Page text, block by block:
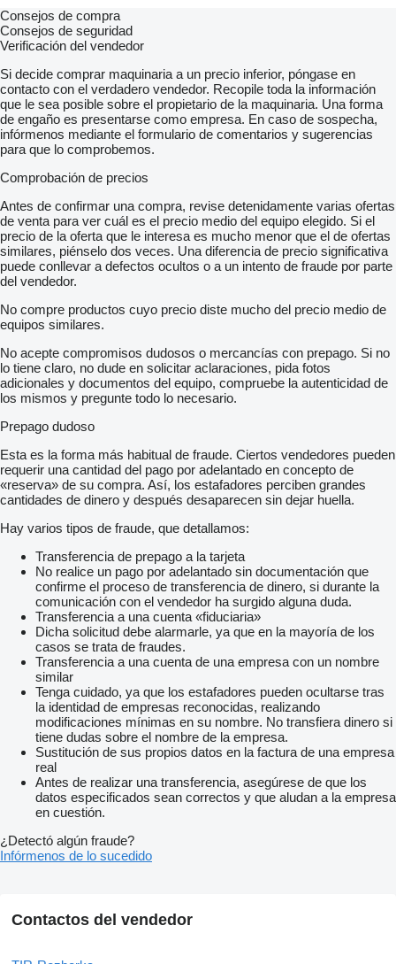
Пропонуємо оригінальний паливорозподільний трубопровід
(рейку палива) для двигунів PACCAR MX Euro 6. Деталь
знята з робочого автомобіля, у відмінному технічному стані:
без тріщин, вм’ятин чи корозії, посадочні місця рівні, різьби
ідеальні.
Це критичний елемент системи Common Rail, тому важливо
встановлювати саме оригінал для стабільної роботи
двигуна.
Основні характеристики:
Найменування: паливопровід розподільний / рейка палива
(Common Rail)
Каталожний номер: 44PDF2075BU ST
Стан: оригінальна, вживана, повністю справна
Покоління: DAF XF106 Euro 6
Призначення: рівномірна подача палива під високим тиском
Перевірено: немає тріщин, корозії, деформацій чи слідів
ремонту
Сумісність:
Підходить для двигунів:
PACCAR MX-11 Euro 6
Встановлюється на моделі:
DAF CF Euro 6
Інші моделі PACCAR з аналогічною рейкою (перевіримо за
VIN)
Переваги покупки:
Перевірена герметичність та відсутність пошкоджень
Ідеальний варіант для якісного ремонту Common Rail
Гарантія на огляд та встановлення
Можливий обмін або повернення у разі дефекту
Ціна: 25 300 грн
Гарантія:
Гарантія на встановлення та перевірку – ви маєте
можливість протестувати запчастину після монтажу. У разі
несправності — повернення або заміна.
Доставка та видача:
Швидка доставка по всій Україні
Безкоштовний самовивіз у понад 60 партнерських точках
Strans
Гарантована сумісність, швидке встановлення та
оригінальна якість – усе, що потрібно для впевненого
ремонту.
Усі запчастини проходять перевірку перед продажем.
Більш детально про кожну запчастину є в інших наших
оголошеннях
Ми знаходимося:
Львів: с.Черляни, вул. Польова 17, Городоцький р-н,
Львівська область
Київ: вул. вул.Будіндустрії, 7
Отримання: безкоштовна доставка по всій мережі Strans,
самовивіз, курʼєр, таксі, нова пошта.
Є можливість БЕЗКОШТОВНО отримати товар в мережі
партнерських магазинів Strans по Україні: Біла Церква,
Вознесенськ, Вінниця, Дніпро, Житомир, Івано-Франківськ,
Іршава, Запоріжжя, Звягель, Київ, Ковель, Кременчук,
Харків, Хмельницький, Черкаси, Чернівці,Стрий, Нова
Одеса,Кропивницький,Первомайськ,Умань,Чорноморськ,Кр
Consejos de compra
Consejos de seguridad
Verificación del vendedor
Si decide comprar maquinaria a un precio inferior, póngase en
contacto con el verdadero vendedor. Recopile toda la información
que le sea posible sobre el propietario de la maquinaria. Una forma
de engaño es presentarse como empresa. En caso de sospecha,
infórmenos mediante el formulario de comentarios y sugerencias
para que lo comprobemos.
Comprobación de precios
Antes de confirmar una compra, revise detenidamente varias ofertas
de venta para ver cuál es el precio medio del equipo elegido. Si el
precio de la oferta que le interesa es mucho menor que el de ofertas
similares, piénselo dos veces. Una diferencia de precio significativa
puede conllevar a defectos ocultos o a un intento de fraude por parte
del vendedor.
No compre productos cuyo precio diste mucho del precio medio de
equipos similares.
No acepte compromisos dudosos o mercancías con prepago. Si no
lo tiene claro, no dude en solicitar aclaraciones, pida fotos
adicionales y documentos del equipo, compruebe la autenticidad de
los mismos y pregunte todo lo necesario.
Prepago dudoso
Esta es la forma más habitual de fraude. Ciertos vendedores pueden
requerir una cantidad del pago por adelantado en concepto de
«reserva» de su compra. Así, los estafadores perciben grandes
cantidades de dinero y después desaparecen sin dejar huella.
Hay varios tipos de fraude, que detallamos:
Transferencia de prepago a la tarjeta
No realice un pago por adelantado sin documentación que
confirme el proceso de transferencia de dinero, si durante la
comunicación con el vendedor ha surgido alguna duda.
Transferencia a una cuenta «fiduciaria»
Dicha solicitud debe alarmarle, ya que en la mayoría de los
casos se trata de fraudes.
Transferencia a una cuenta de una empresa con un nombre
similar
Tenga cuidado, ya que los estafadores pueden ocultarse tras
la identidad de empresas reconocidas, realizando
modificaciones mínimas en su nombre. No transfiera dinero si
tiene dudas sobre el nombre de la empresa.
Sustitución de sus propios datos en la factura de una empresa
real
Antes de realizar una transferencia, asegúrese de que los
datos especificados sean correctos y que aludan a la empresa
en cuestión.
¿Detectó algún fraude?
Infórmenos de lo sucedido
Contactos del vendedor